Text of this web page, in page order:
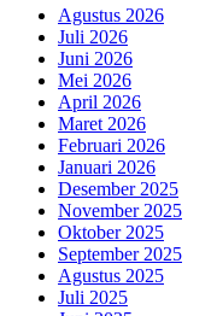
Agustus 2026
Juli 2026
Juni 2026
Mei 2026
April 2026
Maret 2026
Februari 2026
Januari 2026
Desember 2025
November 2025
Oktober 2025
September 2025
Agustus 2025
Juli 2025